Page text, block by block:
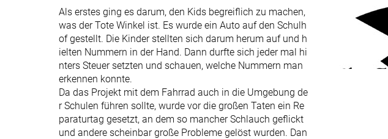
Als erstes ging es darum, den Kids begreiflich zu machen,
was der Tote Winkel ist. Es wurde ein Auto auf den Schulh
of gestellt. Die Kinder stellten sich darum herum auf und h
ielten Nummern in der Hand. Dann durfte sich jeder mal hi
nters Steuer setzten und schauen, welche Nummern man
erkennen konnte.
Da das Projekt mit dem Fahrrad auch in die Umgebung de
r Schulen führen sollte, wurde vor die großen Taten ein Re
paraturtag gesetzt, an dem so mancher Schlauch geflickt
und andere scheinbar große Probleme gelöst wurden. Dan